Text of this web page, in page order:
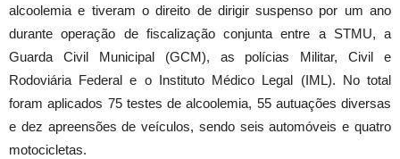
alcoolemia e tiveram o direito de dirigir suspenso por um ano
durante operação de fiscalização conjunta entre a STMU, a
Guarda Civil Municipal (GCM), as polícias Militar, Civil e
Rodoviária Federal e o Instituto Médico Legal (IML). No total
foram aplicados 75 testes de alcoolemia, 55 autuações diversas
e dez apreensões de veículos, sendo seis automóveis e quatro
motocicletas.